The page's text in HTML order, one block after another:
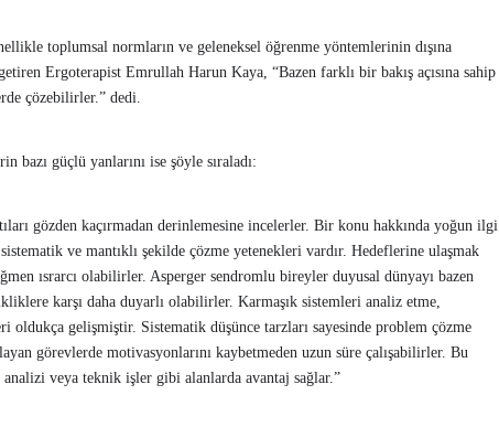
toplumsal normların ve geleneksel öğrenme yöntemlerinin dışına
Ergoterapist Emrullah Harun Kaya, “Bazen farklı bir bakış açısına sahip
çözebilirler.” dedi.
bazı güçlü yanlarını ise şöyle sıraladı:
gözden kaçırmadan derinlemesine incelerler. Bir konu hakkında yoğun ilgi
ve mantıklı şekilde çözme yetenekleri vardır. Hedeflerine ulaşmak
ısrarcı olabilirler. Asperger sendromlu bireyler duyusal dünyayı bazen
karşı daha duyarlı olabilirler. Karmaşık sistemleri analiz etme,
oldukça gelişmiştir. Sistematik düşünce tarzları sayesinde problem çözme
görevlerde motivasyonlarını kaybetmeden uzun süre çalışabilirler. Bu
veya teknik işler gibi alanlarda avantaj sağlar.”